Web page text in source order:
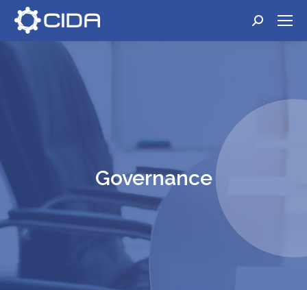
Cerca:
Governance